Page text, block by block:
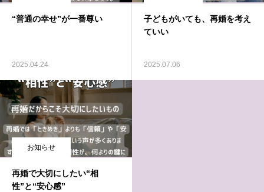
“普通の幸せ”が一番尊い
2025.04.24
子どもがいても、再婚を考え
ていい
2025.07.06
お知らせ
再婚で大切にしたい“相
性”と“安心感”